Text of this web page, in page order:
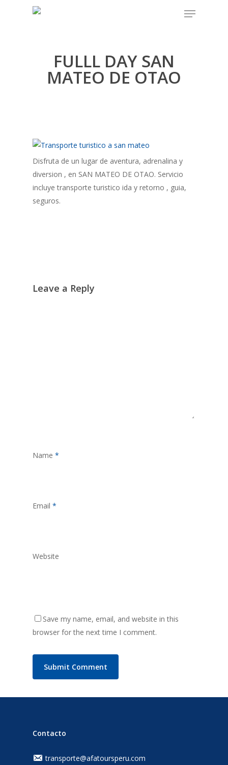
Menu
FULLL DAY SAN
MATEO DE OTAO
Disfruta de un lugar de aventura, adrenalina y
diversion , en SAN MATEO DE OTAO. Servicio
incluye transporte turistico ida y retorno , guia,
seguros.
Leave a Reply
Name *
Email *
Website
Save my name, email, and website in this
browser for the next time I comment.
Contacto
transporte@afatoursperu.com